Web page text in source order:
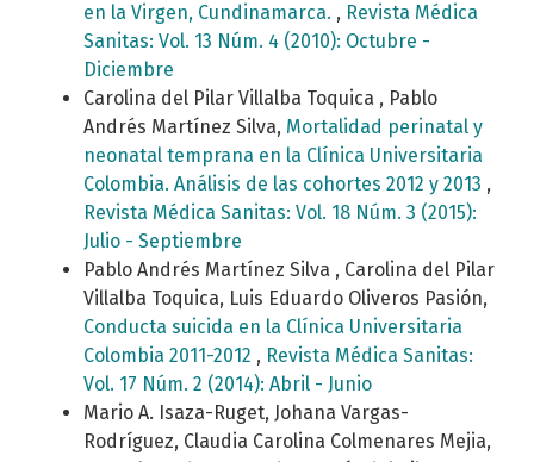
en la Virgen, Cundinamarca. , Revista Médica
Sanitas: Vol. 13 Núm. 4 (2010): Octubre -
Diciembre
Carolina del Pilar Villalba Toquica , Pablo
Andrés Martínez Silva, Mortalidad perinatal y
neonatal temprana en la Clínica Universitaria
Colombia. Análisis de las cohortes 2012 y 2013 ,
Revista Médica Sanitas: Vol. 18 Núm. 3 (2015):
Julio - Septiembre
Pablo Andrés Martínez Silva , Carolina del Pilar
Villalba Toquica, Luis Eduardo Oliveros Pasión,
Conducta suicida en la Clínica Universitaria
Colombia 2011-2012 , Revista Médica Sanitas:
Vol. 17 Núm. 2 (2014): Abril - Junio
Mario A. Isaza-Ruget, Johana Vargas-
Rodríguez, Claudia Carolina Colmenares Mejia,